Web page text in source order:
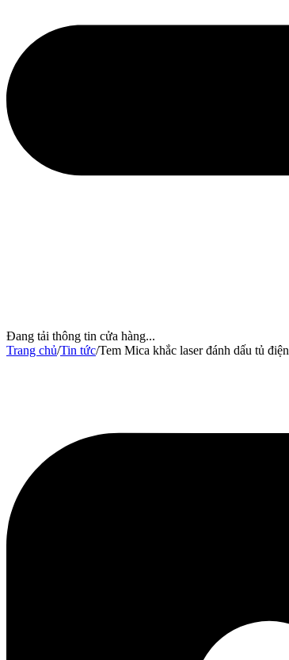
Đang tải thông tin cửa hàng...
Trang chủ/Tin tức/Tem Mica khắc laser đánh dấu tủ điện